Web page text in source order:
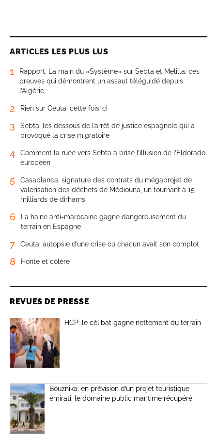
ARTICLES LES PLUS LUS
1
Rapport. La main du «Système» sur Sebta et Melilla: ces
preuves qui démontrent un assaut téléguidé depuis
l’Algérie
2 Rien sur Ceuta, cette fois-ci
3
Sebta: les dessous de l’arrêt de justice espagnole qui a
provoqué la crise migratoire
4
Comment la ruée vers Sebta a brisé l’illusion de l’Eldorado
européen
5
Casablanca: signature des contrats du mégaprojet de
valorisation des déchets de Médiouna, un tournant à 15
milliards de dirhams
6
La haine anti-marocaine gagne dangereusement du
terrain en Espagne
7 Ceuta: autopsie d’une crise où chacun avait son complot
8 Honte et colère
REVUES DE PRESSE
HCP: le célibat gagne nettement du terrain
Bouznika: en prévision d’un projet touristique
émirati, le domaine public maritime récupéré